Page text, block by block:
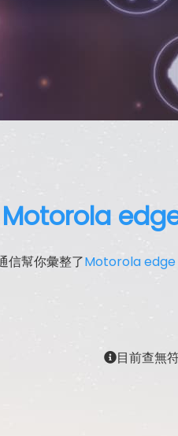
Motorola
信幫你彙整了Motorola edge
目前查無